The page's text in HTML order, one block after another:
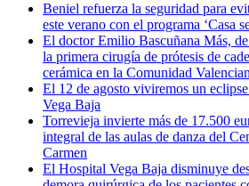
Beniel refuerza la seguridad para
este verano con el programa ‘Casa
El doctor Emilio Bascuñana Más,
la primera cirugía de prótesis de
cerámica en la Comunidad
El 12 de agosto viviremos un
Vega Baja
Torrevieja invierte más de 17.500
integral de las aulas de danza del
Carmen
El Hospital Vega Baja disminuye